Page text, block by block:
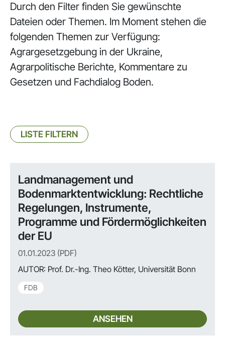
Durch den Filter finden Sie gewünschte
Dateien oder Themen. Im Moment stehen die
folgenden Themen zur Verfügung:
Agrargesetzgebung in der Ukraine,
Agrarpolitische Berichte, Kommentare zu
Gesetzen und Fachdialog Boden.
LISTE FILTERN
Landmanagement und
Bodenmarktentwicklung: Rechtliche
Regelungen, Instrumente,
Programme und Fördermöglichkeiten
der EU
01.01.2023 (PDF)
AUTOR: Prof. Dr.-Ing. Theo Kötter, Universität Bonn
FDB
ANSEHEN